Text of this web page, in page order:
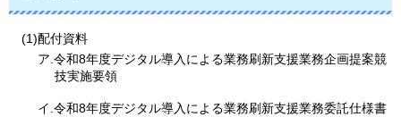
(1)配付資料
ア.令和8年度デジタル導入による業務刷新支援業務企画提案競
技実施要領
イ.令和8年度デジタル導入による業務刷新支援業務委託仕様書